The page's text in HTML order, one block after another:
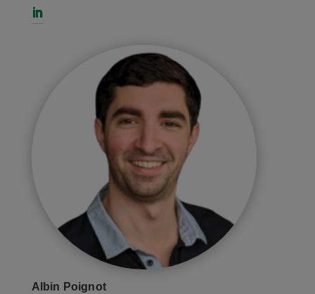
Albin Poignot